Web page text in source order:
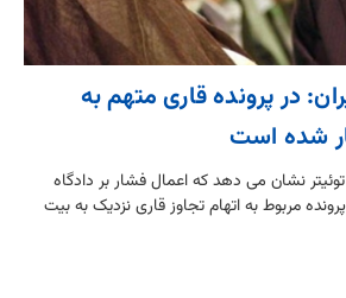
در پرونده قاری متهم به
شده است
نشان می دهد که اعمال فشار بر دادگاه
مربوط به اتهام تجاوز قاری نزدیک به بیت